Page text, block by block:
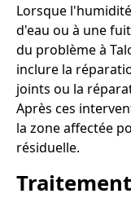
Lorsque
d'eau ou à une
du problème à
inclure la
joints ou la
Après ces
la zone affectée
résiduelle.